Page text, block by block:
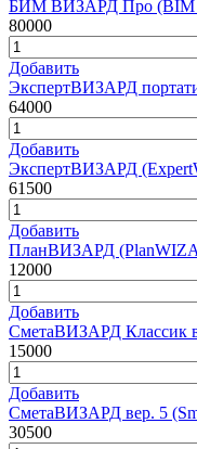
БИМ ВИЗАРД Про (BIM
80000
Добавить
ЭкспертВИЗАРД
64000
Добавить
ЭкспертВИЗАРД
61500
Добавить
ПланВИЗАРД
12000
Добавить
СметаВИЗАРД Классик
15000
Добавить
СметаВИЗАРД вер. 5
30500